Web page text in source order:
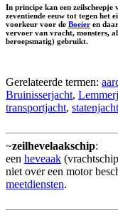
In principe kan een
zeventiende eeuw tot tegen het
voorkeur voor de Boeier en
vervoer van vracht, monsters,
beroepsmatig) gebruikt.
Gerelateerde termen:
Bruinisserjacht,
transportjacht, statenjacht
~zeilhevelaakschip:
een heveaak
niet over een motor
meetdiensten.